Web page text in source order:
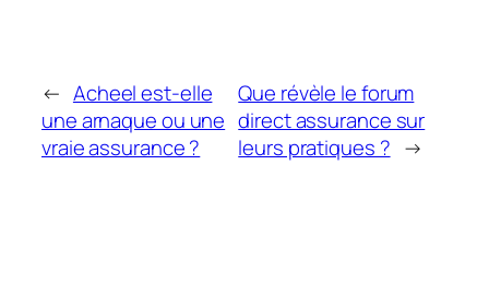
← Acheel est-elle
une arnaque ou une
vraie assurance ?
Que révèle le forum
direct assurance sur
leurs pratiques ? →